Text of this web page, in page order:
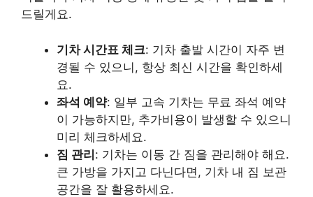
드릴게요.
기차 시간표 체크: 기차 출발 시간이 자주 변
경될 수 있으니, 항상 최신 시간을 확인하세
요.
좌석 예약: 일부 고속 기차는 무료 좌석 예약
이 가능하지만, 추가비용이 발생할 수 있으니
미리 체크하세요.
짐 관리: 기차는 이동 간 짐을 관리해야 해요.
큰 가방을 가지고 다닌다면, 기차 내 짐 보관
공간을 잘 활용하세요.